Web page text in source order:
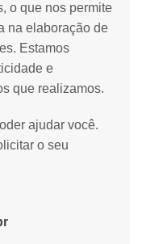
o que nos permite
na elaboração de
Estamos
e
que realizamos.
ajudar você.
o seu